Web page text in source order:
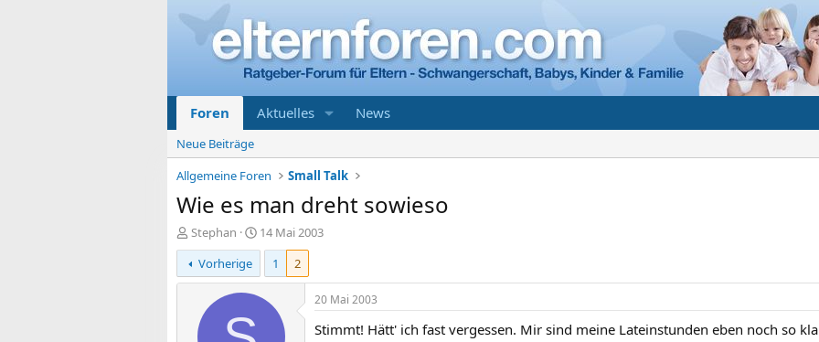
Foren Aktuelles News
Neue Beiträge
Allgemeine Foren
Small Talk
Wie es man dreht sowieso
E
r
s
t
Stephan
E
r
t
e
14 Mai 2003
Vorherige
1 2
20 Mai 2003
Stimmt! Hätt' ich fast vergessen. Mir sind meine Lateinstunden eben noch so